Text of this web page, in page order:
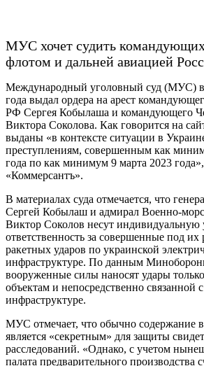
МУС хочет судить
флотом и дальней авиацией
Международный уголовный суд (МУС) в
года выдал ордера на арест
РФ Сергея Кобылаша и командующего
Виктора Соколова. Как говорится на
выданы «в контексте ситуации в
преступлениям, совершенным как
года по как минимум 9 марта 2023
«Коммерсантъ».
В материалах суда отмечается, что
Сергей Кобылаш и адмирал Военно-
Виктор Соколов несут индивидуальную
ответственность за совершенные под их
ракетных ударов по украинской
инфраструктуре. По данным
вооруженные силы наносят удары
объектам и непосредственно связанной
инфраструктуре.
МУС отмечает, что обычно содержание
является «секретным» для защиты
расследований. «Однако, с учетом
палата предварительного производства